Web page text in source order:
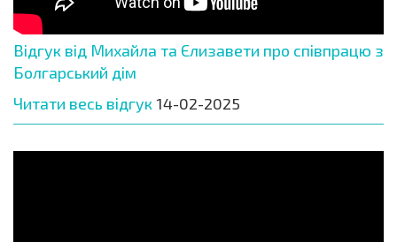
Відгук від Михайла та Єлизавети про співпрацю з
Болгарський дім
Читати весь відгук 14-02-2025